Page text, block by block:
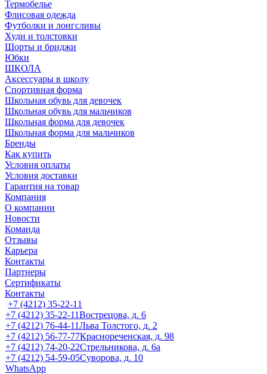
Термобелье
Флисовая одежда
Футболки и лонгсливы
Худи и толстовки
Шорты и бриджи
Юбки
ШКОЛА
Аксессуары в школу
Спортивная форма
Школьная обувь для девочек
Школьная обувь для мальчиков
Школьная форма для девочек
Школьная форма для мальчиков
Бренды
Как купить
Условия оплаты
Условия доставки
Гарантия на товар
Компания
О компании
Новости
Команда
Отзывы
Карьера
Контакты
Партнеры
Сертификаты
Контакты
+7 (4212) 35-22-11
+7 (4212) 35-22-11Вострецова, д. 6
+7 (4212) 76-44-11Льва Толстого, д. 2
+7 (4212) 56-77-77Краснореченская, д. 98
+7 (4212) 74-20-22Стрельникова, д. 6а
+7 (4212) 54-59-05Суворова, д. 10
WhatsApp